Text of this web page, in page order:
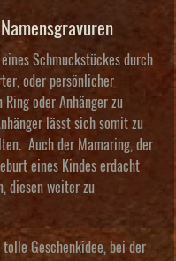
Schmuckstückes durch
oder persönlicher
oder Anhänger zu
lässt sich somit zu
Auch der Mamaring, der
eines Kindes erdacht
diesen weiter zu
Geschenkidee, bei der